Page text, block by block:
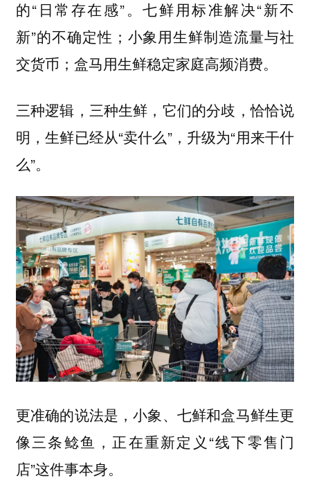
的“日常存在感”。七鲜用标准解决“新不
新”的不确定性；小象用生鲜制造流量与社
交货币；盒马用生鲜稳定家庭高频消费。
三种逻辑，三种生鲜，它们的分歧，恰恰说
明，生鲜已经从“卖什么”，升级为“用来干什
么”。
更准确的说法是，小象、七鲜和盒马鲜生更
像三条鲶鱼，正在重新定义“线下零售门
店”这件事本身。